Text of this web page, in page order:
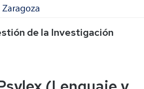
de la Investigación